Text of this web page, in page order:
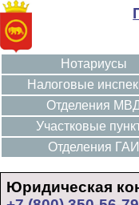
Нотариусы
Налоговые
Отделения МВД
Участковые
Отделения ГАИ
Юридическая